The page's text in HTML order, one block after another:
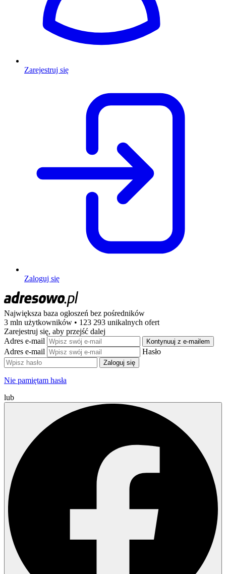
Zarejestruj się
Zaloguj się
Największa baza ogłoszeń bez pośredników
3 mln użytkowników • 123 293 unikalnych ofert
Zarejestruj się, aby przejść dalej
Adres e-mail
Kontynuuj z e-mailem
Adres e-mail Hasło
Zaloguj się
Nie pamiętam hasła
lub